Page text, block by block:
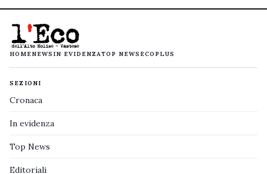
HOMENEWS IN EVIDENZATOP NEWS ECOPLUS
SEZIONI
Cronaca
In evidenza
Top News
Editoriali